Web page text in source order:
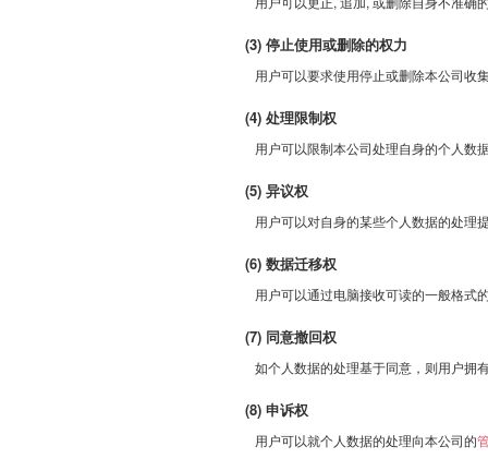
(3) 停止使用或删除的权力
用户可以要求使用停止或删除本公司收
(4) 处理限制权
用户可以限制本公司处理自身的个人数
(5) 异议权
用户可以对自身的某些个人数据的处理
(6) 数据迁移权
用户可以通过电脑接收可读的一般格式
(7) 同意撤回权
如个人数据的处理基于同意，则用户拥
(8) 申诉权
用户可以就个人数据的处理向本公司的